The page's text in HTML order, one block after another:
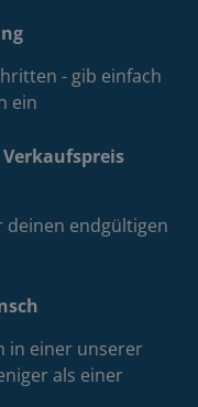
- gib einfach
ein
deinen endgültigen
in einer unserer
als einer